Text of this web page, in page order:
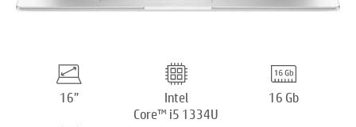
16”
Intel
Core™ i5 1334U
16 Gb